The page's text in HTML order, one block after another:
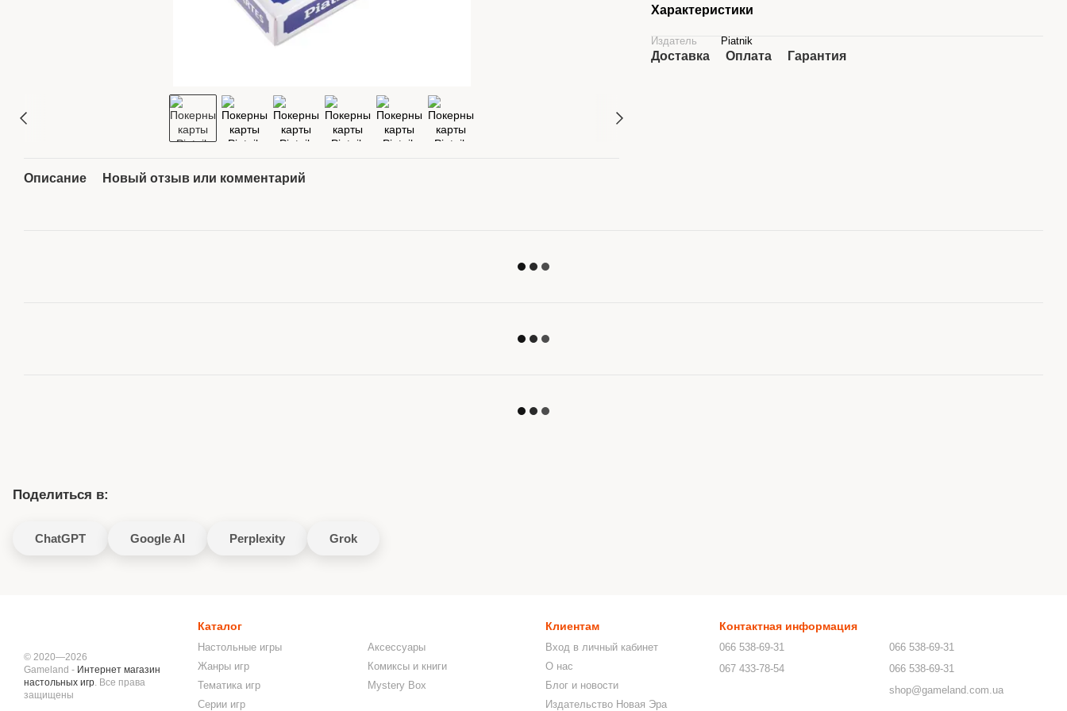
Описание Новый отзыв или комментарий
Характеристики
Издатель Piatnik
Доставка Оплата Гарантия
Поделиться в:
ChatGPT Google AI Perplexity Grok
© 2020—2026
Gameland - Интернет магазин
настольных игр. Все права
защищены
Каталог
Настольные игры
Жанры игр
Тематика игр
Серии игр
Аксессуары
Комиксы и книги
Mystery Box
Клиентам
Вход в личный кабинет
О нас
Блог и новости
Издательство Новая Эра
Контактная информация
066 538-69-31
067 433-78-54
066 538-69-31
066 538-69-31
shop@gameland.com.ua